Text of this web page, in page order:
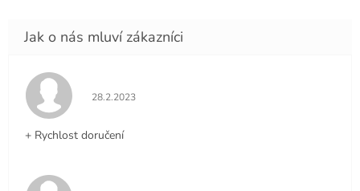
Hodnocení obchodu je 5 z 5 hvězdiček.
28.2.2023
+ Rychlost doručení